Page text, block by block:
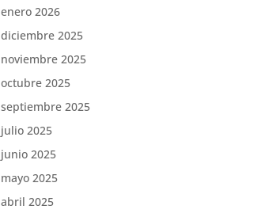
enero 2026
diciembre 2025
noviembre 2025
octubre 2025
septiembre 2025
julio 2025
junio 2025
mayo 2025
abril 2025